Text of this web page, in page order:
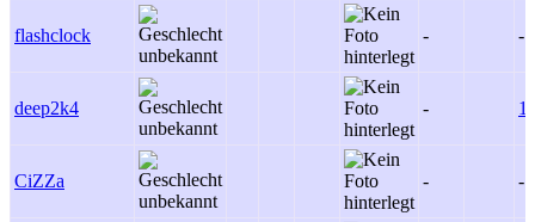
flashclock - -
deep2k4 - 1
CiZZa - -